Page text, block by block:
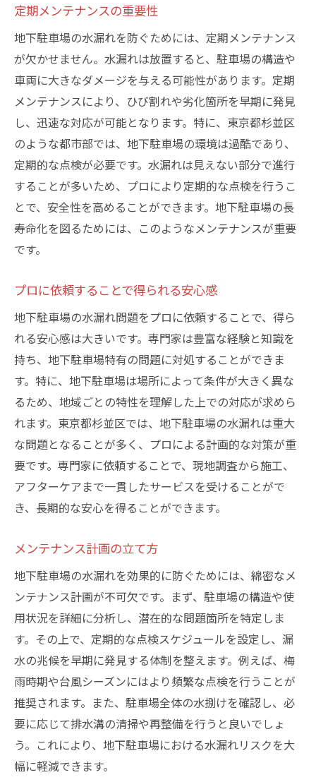
定期メンテナンスの重要性
地下駐車場の水漏れを防ぐためには、定期メンテナンス
が欠かせません。水漏れは放置すると、駐車場の構造や
車両に大きなダメージを与える可能性があります。定期
メンテナンスにより、ひび割れや劣化箇所を早期に発見
し、迅速な対応が可能となります。特に、東京都杉並区
のような都市部では、地下駐車場の環境は過酷であり、
定期的な点検が必要です。水漏れは見えない部分で進行
することが多いため、プロにより定期的な点検を行うこ
とで、安全性を高めることができます。地下駐車場の長
寿命化を図るためには、このようなメンテナンスが重要
です。
プロに依頼することで得られる安心感
地下駐車場の水漏れ問題をプロに依頼することで、得ら
れる安心感は大きいです。専門家は豊富な経験と知識を
持ち、地下駐車場特有の問題に対処することができま
す。特に、地下駐車場は場所によって条件が大きく異な
るため、地域ごとの特性を理解した上での対応が求めら
れます。東京都杉並区では、地下駐車場の水漏れは重大
な問題となることが多く、プロによる計画的な対策が重
要です。専門家に依頼することで、現地調査から施工、
アフターケアまで一貫したサービスを受けることがで
き、長期的な安心を得ることができます。
メンテナンス計画の立て方
地下駐車場の水漏れを効果的に防ぐためには、綿密なメ
ンテナンス計画が不可欠です。まず、駐車場の構造や使
用状況を詳細に分析し、潜在的な問題箇所を特定しま
す。その上で、定期的な点検スケジュールを設定し、漏
水の兆候を早期に発見する体制を整えます。例えば、梅
雨時期や台風シーズンにはより頻繁な点検を行うことが
推奨されます。また、駐車場全体の水捌けを確認し、必
要に応じて排水溝の清掃や再整備を行うと良いでしょ
う。これにより、地下駐車場における水漏れリスクを大
幅に軽減できます。